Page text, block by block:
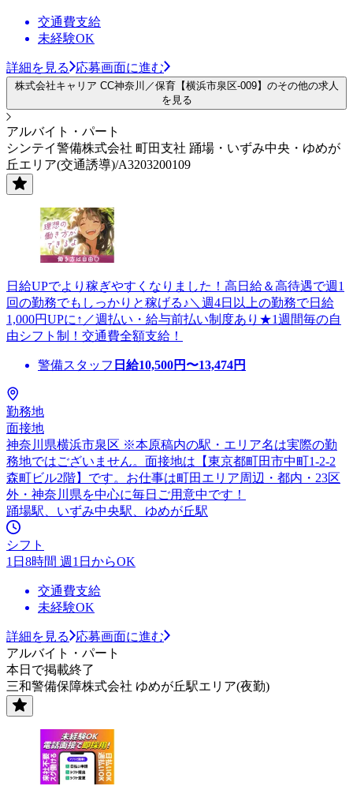
交通費支給
未経験OK
詳細を見る 応募画面に進む
株式会社キャリア CC神奈川／保育【横浜市泉区-009】のその他の求人
を見る
アルバイト・パート
シンテイ警備株式会社 町田支社 踊場・いずみ中央・ゆめが
丘エリア(交通誘導)/A3203200109
日給UPでより稼ぎやすくなりました！高日給＆高待遇で週1
回の勤務でもしっかりと稼げる♪＼週4日以上の勤務で日給
1,000円UPに↑／週払い・給与前払い制度あり★1週間毎の自
由シフト制！交通費全額支給！
警備スタッフ 日給10,500円〜13,474円
勤務地
面接地
神奈川県横浜市泉区 ※本原稿内の駅・エリア名は実際の勤
務地ではございません。面接地は【東京都町田市中町1-2-2
森町ビル2階】です。お仕事は町田エリア周辺・都内・23区
外・神奈川県を中心に毎日ご用意中です！
踊場駅、いずみ中央駅、ゆめが丘駅
シフト
1日8時間 週1日からOK
交通費支給
未経験OK
詳細を見る
応募画面に進む
アルバイト・パート
本日で掲載終了
三和警備保障株式会社 ゆめが丘駅エリア(夜勤)